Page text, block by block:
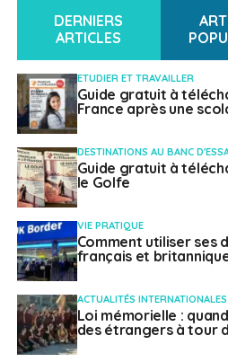
contacts des îlotiers.
signalent aux ressortissants
se faire connaître, de vérifier
derniers n’a pas changé et qu’il
Pour prendre connaissance de
coordonnées des îlotiers, les
sont invités à se rendre sur leur
siteservice-public.fr. Ils
dans la partie “mes documents”
Les chefs
DERNIERS
ARTICLES
ETUDIER ET TRAVAILLER
Guide gratuit à
France après une
DESTINATIONS AU BANC
Guide gratuit à
le Golfe
VIE PRATIQUE
Comment utiliser ses
français et
ACTUALITÉS INTERNATIONALES
Loi mémorielle :
des étrangers à tour